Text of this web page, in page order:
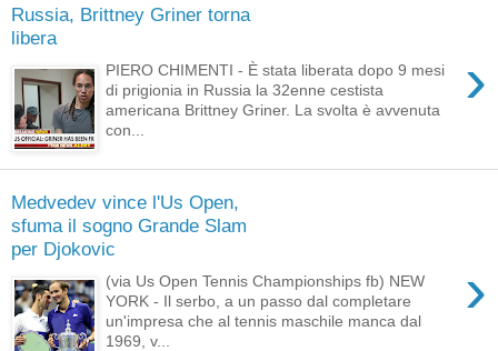
Russia, Brittney Griner torna
libera
›
PIERO CHIMENTI - È stata liberata dopo 9 mesi
di prigionia in Russia la 32enne cestista
americana Brittney Griner. La svolta è avvenuta
con...
Medvedev vince l'Us Open,
sfuma il sogno Grande Slam
per Djokovic
›
(via Us Open Tennis Championships fb) NEW
YORK - Il serbo, a un passo dal completare
un'impresa che al tennis maschile manca dal
1969, v...